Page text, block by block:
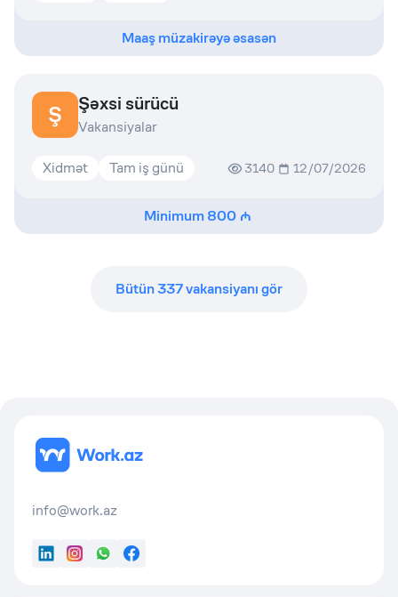
Maaş müzakirəyə əsasən
Ş Şəxsi sürücü
Vakansiyalar
Xidmət Tam iş günü 3140 12/07/2026
Minimum800
Bütün337vakansiyanı gör
info@work.az
LinkedInInstagram
WhatsApp
Facebook